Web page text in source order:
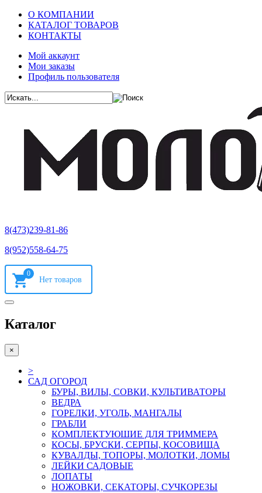
О КОМПАНИИ
КАТАЛОГ ТОВАРОВ
КОНТАКТЫ
Мой аккаунт
Мои заказы
Профиль пользователя
8(473)239-81-86
8(952)558-64-75
0
Каталог
×
>
САД ОГОРОД
БУРЫ, ВИЛЫ, СОВКИ, КУЛЬТИВАТОРЫ
ВЕДРА
ГОРЕЛКИ, УГОЛЬ, МАНГАЛЫ
ГРАБЛИ
КОМПЛЕКТУЮШИЕ ДЛЯ ТРИММЕРА
КОСЫ, БРУСКИ, СЕРПЫ, КОСОВИЩА
КУВАЛДЫ, ТОПОРЫ, МОЛОТКИ, ЛОМЫ
ЛЕЙКИ САДОВЫЕ
ЛОПАТЫ
НОЖОВКИ, СЕКАТОРЫ, СУЧКОРЕЗЫ